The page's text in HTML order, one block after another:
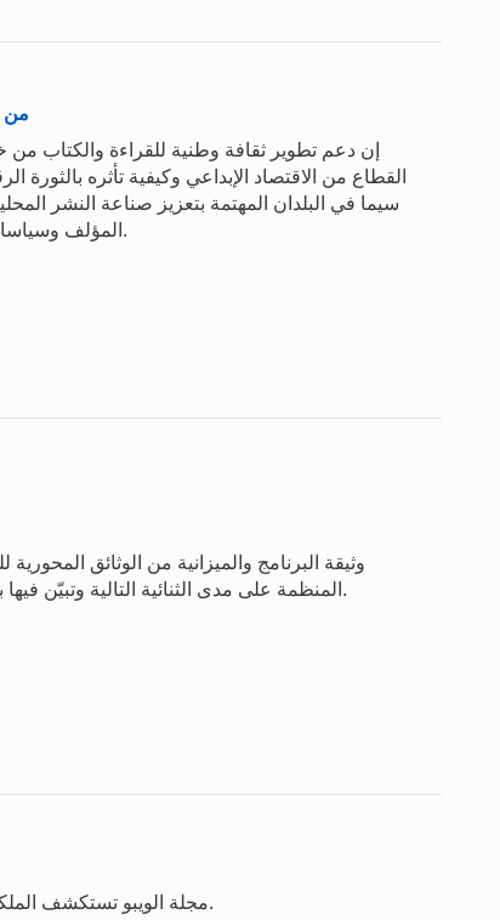
من
إن دعم تطوير ثقافة وطنية للقراءة والكتاب
القطاع من الاقتصاد الإبداعي وكيفية تأثره
سيما في البلدان المهتمة بتعزيز صناعة النشر
المؤلف وسياسات النشر الأخرى على طريقة إبداع الكتب ونشرها واستهلاكها.
وثيقة البرنامج والميزانية من الوثائق
المنظمة على مدى الثنائية التالية وتبيّن فيها برامج المنظمة ومخصصاتها المالية اللازمة لتحقيق تلك النتائج.
مجلة الويبو تستكشف الملكية الفكرية والإبداع والابتكار في الميدان على الصعيد العالمي.